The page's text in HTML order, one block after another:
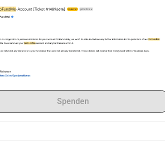
und alle Spenden wurden zurückerstattet.
haben wir keine Erklärung für diese
zu antworten. Wir haben alle
Reisepasses und unserer Identitäten, der
(an das Sudan Solidarity Collective
kontaktiert als auch mit zwei
Rückschlag hat zu einem geschätzten
Spendensammlung beigetragen
Während bereits 1.000 auf unsere Konten
Spenden